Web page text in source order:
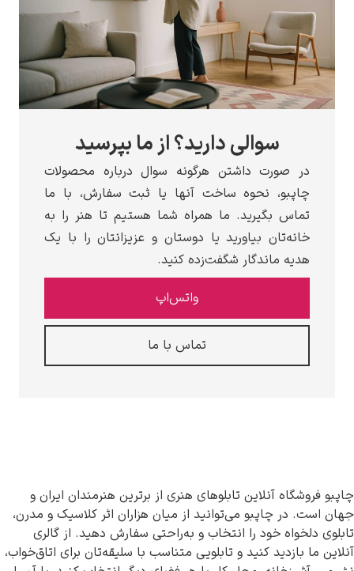
دارید؟ از ما بپرسید
داشتن هرگونه سوال درباره محصولات
نحوه ساخت آنها یا ثبت سفارش، با ما
ما همراه شما هستیم تا هنر را به
بیاورید یا دوستان و عزیزانتان را با یک
شگفت‌زده کنید.
تابلوهای هنری از برترین هنرمندان ایران و
می‌توانید از میان هزاران اثر کلاسیک و مدرن،
را انتخاب و به‌راحتی سفارش دهید. از گالری
و تابلویی متناسب با سلیقه‌تان برای اتاق‌خواب،